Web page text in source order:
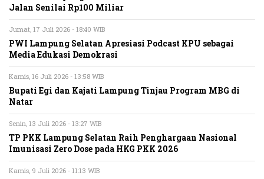
Jalan Senilai Rp100 Miliar
Jumat, 17 Juli 2026 - 18:40 WIB
PWI Lampung Selatan Apresiasi Podcast KPU sebagai
Media Edukasi Demokrasi
Kamis, 16 Juli 2026 - 13:58 WIB
Bupati Egi dan Kajati Lampung Tinjau Program MBG di
Natar
Senin, 13 Juli 2026 - 13:27 WIB
TP PKK Lampung Selatan Raih Penghargaan Nasional
Imunisasi Zero Dose pada HKG PKK 2026
Kamis, 9 Juli 2026 - 11:13 WIB